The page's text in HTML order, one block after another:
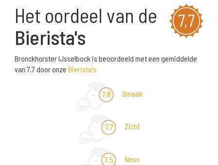
7,7
Het oordeel van de
Bierista's
Bronckhorster IJsselbock is beoordeeld met een gemiddelde
van 7,7 door onze Bierista's
7,8 Smaak
7,7 Zicht
7,5 Neus